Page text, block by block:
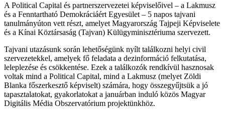
A Political Capital és partnerszervezetei képviselőivel – a Lakmusz
és a Fenntartható Demokráciáért Egyesület – 5 napos tajvani
tanulmányúton vett részt, amelyet Magyarország Tajpeji Képviselete
és a Kínai Köztársaság (Tajvan) Külügyminisztériuma szervezett.
Tajvani utazásunk során lehetőségünk nyílt találkozni helyi civil
szervezetekkel, amelyek fő feladata a dezinformáció felkutatása,
leleplezése és csökkentése. Ezek a találkozók rendkívül hasznosak
voltak mind a Political Capital, mind a Lakmusz (melyet Zöldi
Blanka főszerkesztő képviselt) számára, hogy összegyűjtsük a jó
tapasztalatokat, gyakorlatokat a januárban induló közös Magyar
Digitális Média Obszervatórium projektünkhöz.